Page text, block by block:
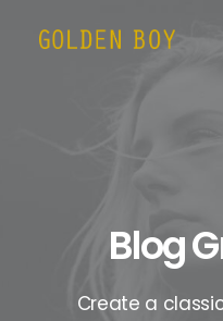
Blog
Create a